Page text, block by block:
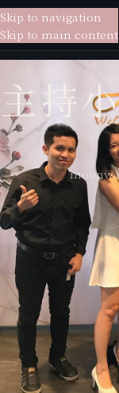
貳月婚紗
Skip to navigation
Skip to main content
主持
他們展開一段名為愛情
景，他們約定好不論路
果；他們約定好在追求
並肩同行偶爾分開旅
不斷更換卻更堅定他
一轉眼已經走過這麼
都還在眼前，又榮跟卉
要追求自己理想時，卉
時，又榮總會用他的
憶都是兩人幸福的累積
是兩個人生命中最重要